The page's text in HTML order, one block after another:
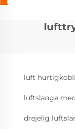
luft
luftslange
drejelig